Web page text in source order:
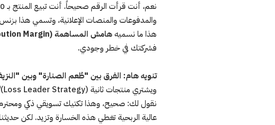
والمدفوعات والمنصات الإعلانية، وتسمي هذا
هذا ما نسميههامش المساهمة (Contribution Margin)
فشركتك في خطر وجودي.
تنويه هام: الفرق بين "طُعم الصنارة" وبين
ويشتري منتجات ثانية (Loss Leader Strategy)".
نقول لك: صحيح، وهذا تكتيك تسويقي ذكي
عالية الربحية تغطي هذه الخسارة وتزيد. لكن